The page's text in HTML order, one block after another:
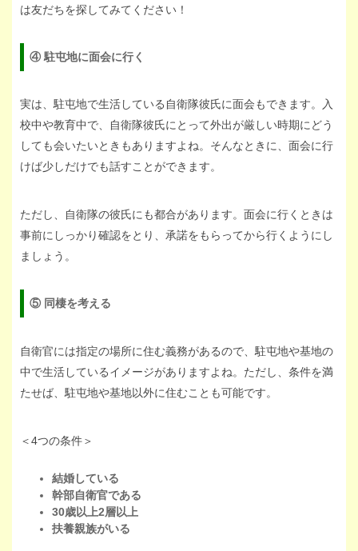
は友だちを探してみてください！
④ 駐屯地に面会に行く
実は、駐屯地で生活している自衛隊彼氏に面会もできます。入
校中や教育中で、自衛隊彼氏にとって外出が厳しい時期にどう
しても会いたいときもありますよね。そんなときに、面会に行
けば少しだけでも話すことができます。
ただし、自衛隊の彼氏にも都合があります。面会に行くときは
事前にしっかり確認をとり、承諾をもらってから行くようにし
ましょう。
⑤ 同棲を考える
自衛官には指定の場所に住む義務があるので、駐屯地や基地の
中で生活しているイメージがありますよね。ただし、条件を満
たせば、駐屯地や基地以外に住むことも可能です。
＜4つの条件＞
結婚している
幹部自衛官である
30歳以上2層以上
扶養親族がいる